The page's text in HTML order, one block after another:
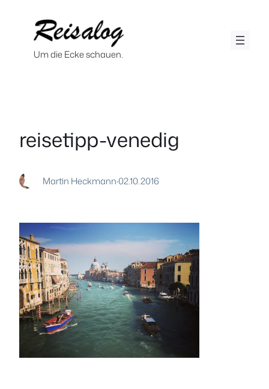
springenUm die Ecke schauen.
reisetipp-venedig
Martin Heckmann·02.10.2016